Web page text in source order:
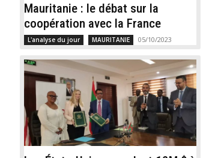
Mauritanie : le débat sur la
coopération avec la France
L'analyse du jour MAURITANIE 05/10/2023